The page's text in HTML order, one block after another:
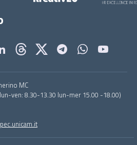
MC
ven: 8.30-13.30 lun-mer 15.00 -18.00)